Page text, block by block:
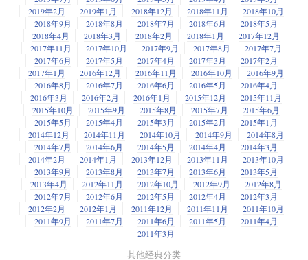
2019年2月
2019年1月 2018年12月 2018年11月
2018年10月
2018年9月
2018年8月 2018年7月 2018年6月
2018年5月
2018年4月
2018年3月 2018年2月 2018年1月
2017年12月
2017年11月
2017年10月 2017年9月 2017年8月
2017年7月
2017年6月
2017年5月 2017年4月 2017年3月
2017年2月
2017年1月
2016年12月 2016年11月 2016年10月
2016年9月
2016年8月
2016年7月 2016年6月 2016年5月
2016年4月
2016年3月
2016年2月 2016年1月 2015年12月
2015年11月
2015年10月
2015年9月 2015年8月 2015年7月
2015年6月
2015年5月
2015年4月 2015年3月 2015年2月
2015年1月
2014年12月
2014年11月 2014年10月 2014年9月
2014年8月
2014年7月
2014年6月 2014年5月 2014年4月
2014年3月
2014年2月
2014年1月 2013年12月 2013年11月
2013年10月
2013年9月
2013年8月 2013年7月 2013年6月
2013年5月
2013年4月
2012年11月 2012年10月 2012年9月
2012年8月
2012年7月
2012年6月 2012年5月 2012年4月
2012年3月
2012年2月
2012年1月 2011年12月 2011年11月
2011年10月
2011年9月
2011年7月 2011年6月 2011年5月
2011年4月
2011年3月
其他经典分类